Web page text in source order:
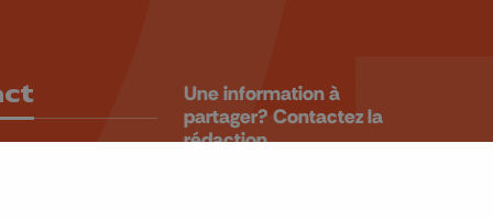
Une information à
partager? Contactez la
rédaction.